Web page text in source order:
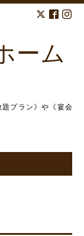
ーム
プラン》や《宴会